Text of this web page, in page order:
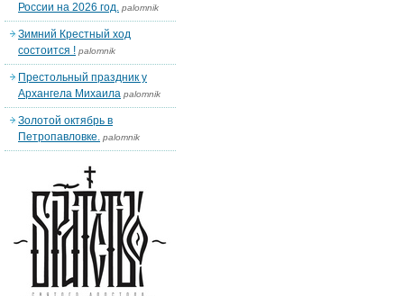
России на 2026 год. palomnik
Зимний Крестный ход
состоится ! palomnik
Престольный праздник у
Архангела Михаила palomnik
Золотой октябрь в
Петропавловке. palomnik